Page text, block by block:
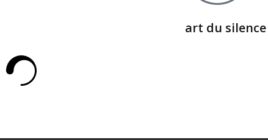
art du silence